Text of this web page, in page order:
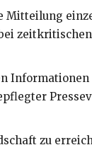
Mitteilung
Informationen
zu